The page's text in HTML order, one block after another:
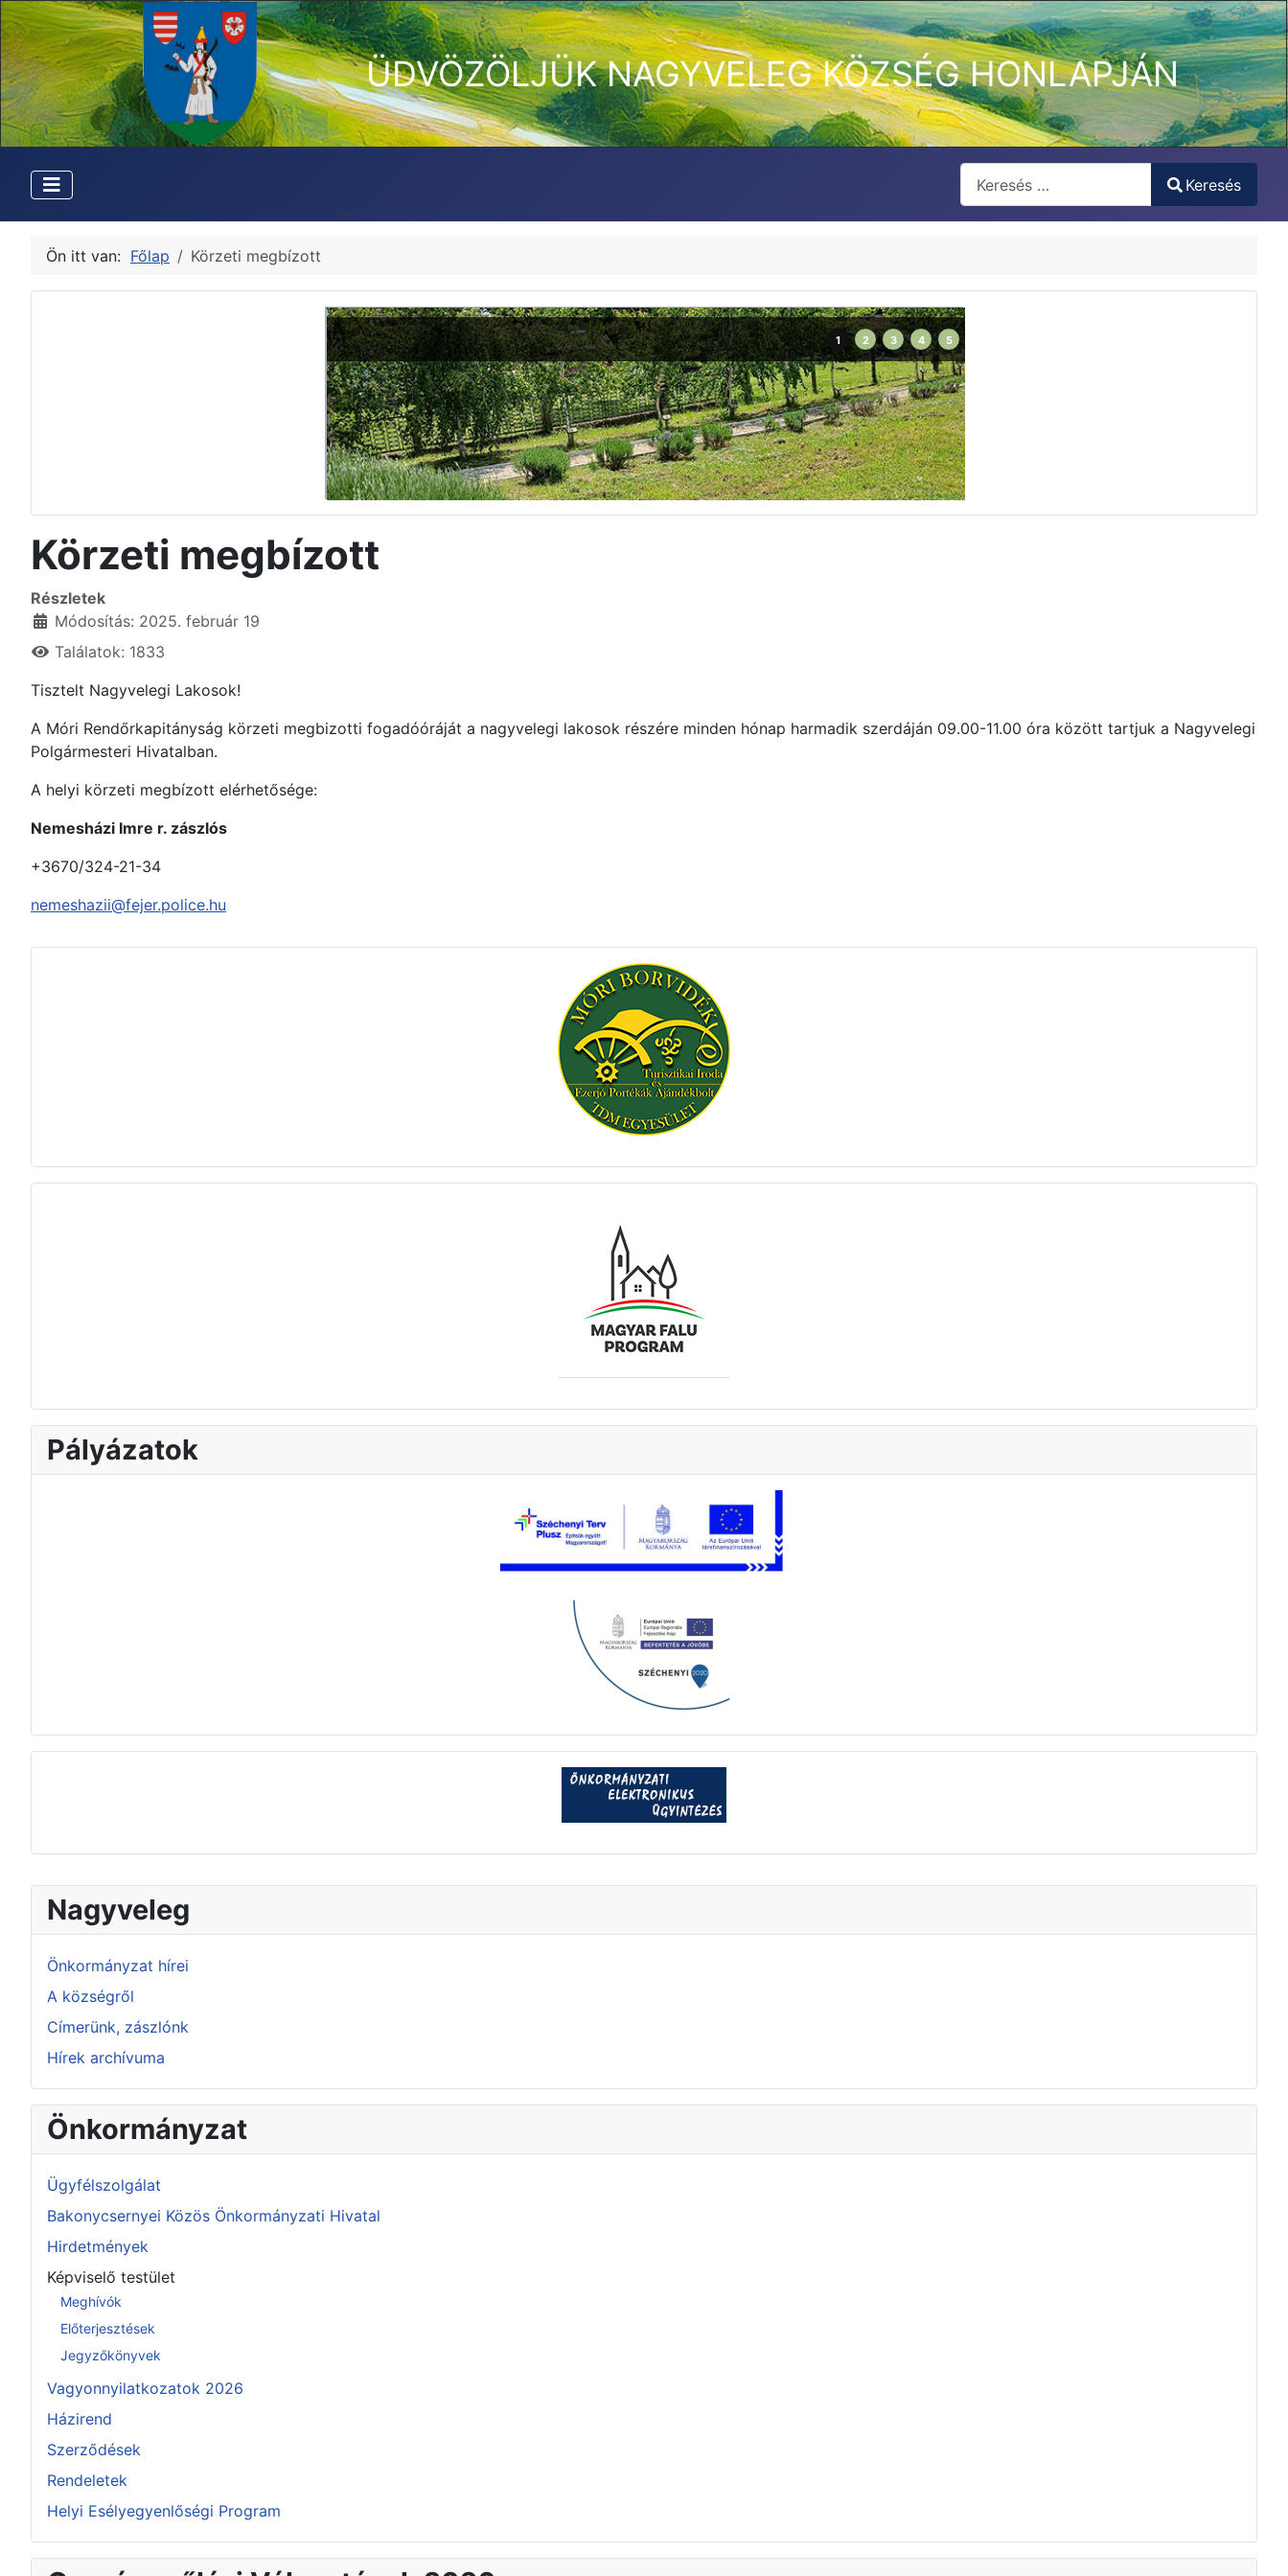
ÜDVÖZÖLJÜK NAGYVELEG KÖZSÉG HONLAPJÁN
Type 2 or more characters for results.
Keresés
Nagyveleg
Önkormányzat hírei
A községről
Címerünk, zászlónk
Hírek archívuma
Önkormányzat
Ügyfélszolgálat
Bakonycsernyei Közös Önkormányzati Hivatal
Hirdetmények
Képviselő testület
Meghívók
Előterjesztések
Jegyzőkönyvek
Vagyonnyilatkozatok 2026
Házirend
Szerződések
Rendeletek
Helyi Esélyegyenlőségi Program
Ön itt van: Főlap Körzeti megbízott
1 2 3 4 5
Körzeti megbízott
Részletek
Módosítás: 2025. február 19
Találatok: 1833
Tisztelt Nagyvelegi Lakosok!
A Móri Rendőrkapitányság körzeti megbizotti fogadóóráját a nagyvelegi lakosok részére minden hónap harmadik szerdáján 09.00-11.00 óra között tartjuk a Nagyvelegi
Polgármesteri Hivatalban.
A helyi körzeti megbízott elérhetősége:
Nemesházi Imre r. zászlós
+3670/324-21-34
nemeshazii@fejer.police.hu
Pályázatok